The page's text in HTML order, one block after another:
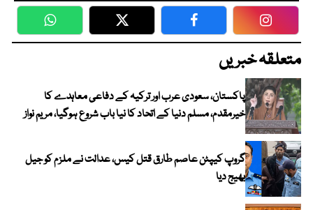
WhatsApp Twitter Facebook
متعلقہ خبریں
پاکستان، سعودی عرب اور ترکیہ کے دفاعی معاہدے کا
خیرمقدم، مسلم دنیا کے اتحاد کا نیا باب شروع ہوگیا، مریم نواز
گروپ کیپٹن عاصم طارق قتل کیس، عدالت نے ملزم کو جیل
بھیج دیا